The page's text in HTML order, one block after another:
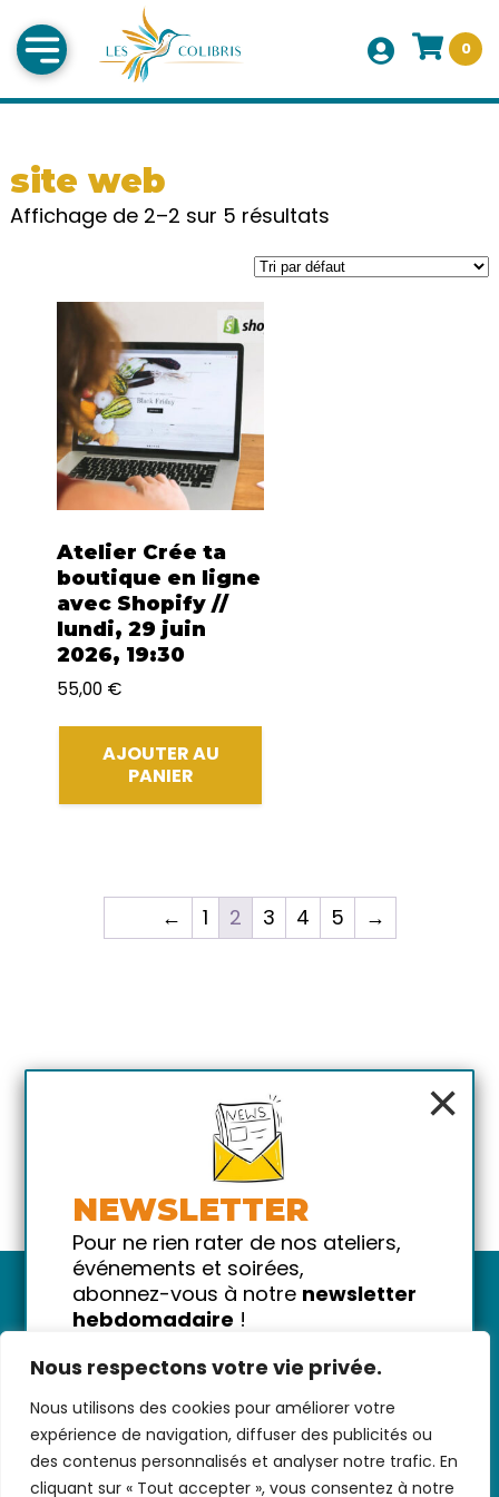
Nous respectons votre vie privée.
Nous utilisons des cookies pour améliorer votre
expérience de navigation, diffuser des publicités ou
des contenus personnalisés et analyser notre trafic. En
cliquant sur « Tout accepter », vous consentez à notre
0
site web
Affichage de 2–2 sur 5 résultats
Atelier Crée ta
boutique en ligne
avec Shopify //
lundi, 29 juin
2026, 19:30
55,00 €
AJOUTER AU
PANIER
← 1 2 3 4 5 →
Nous contacter-CGV/CGU-Données
personnelles-Infos pratiques- FAQ
×
NEWSLETTER
Pour ne rien rater de nos ateliers,
événements et soirées,
abonnez-vous à notre newsletter
hebdomadaire !
!
Votre email